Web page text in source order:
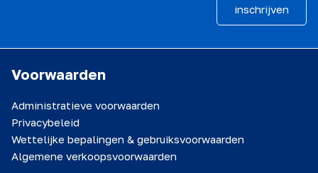
inschrijven
Voorwaarden
Administratieve voorwaarden
Privacybeleid
Wettelijke bepalingen & gebruiksvoorwaarden
Algemene verkoopsvoorwaarden